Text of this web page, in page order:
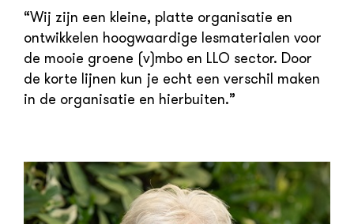
“Wij zijn een kleine, platte organisatie en
ontwikkelen hoogwaardige lesmaterialen voor
de mooie groene (v)mbo en LLO sector. Door
de korte lijnen kun je echt een verschil maken
in de organisatie en hierbuiten.”